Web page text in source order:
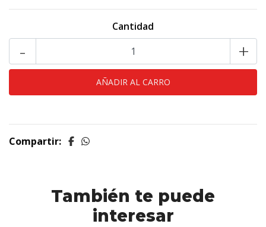
Cantidad
- +
Compartir:
También te puede
interesar